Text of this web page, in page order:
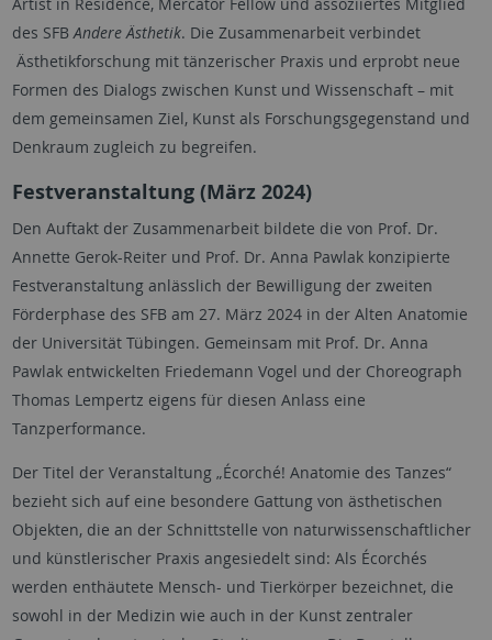
des SFBAndere Ästhetik. Die Zusammenarbeit verbindet
Ästhetikforschung mit tänzerischer Praxis und erprobt neue
Formen des Dialogs zwischen Kunst und Wissenschaft – mit
dem gemeinsamen Ziel, Kunst als Forschungsgegenstand und
Denkraum zugleich zu begreifen.
Festveranstaltung (März 2024)
Den Auftakt der Zusammenarbeit bildete die von Prof. Dr.
Annette Gerok-Reiter und Prof. Dr. Anna Pawlak konzipierte
Festveranstaltung anlässlich der Bewilligung der zweiten
Förderphase des SFB am 27. März 2024 in der Alten Anatomie
der Universität Tübingen. Gemeinsam mit Prof. Dr. Anna
Pawlak entwickelten Friedemann Vogel und der Choreograph
Thomas Lempertz eigens für diesen Anlass eine
Tanzperformance.
Der Titel der Veranstaltung „Écorché! Anatomie des Tanzes“
bezieht sich auf eine besondere Gattung von ästhetischen
Objekten, die an der Schnittstelle von naturwissenschaftlicher
und künstlerischer Praxis angesiedelt sind: Als Écorchés
werden enthäutete Mensch- und Tierkörper bezeichnet, die
sowohl in der Medizin wie auch in der Kunst zentraler